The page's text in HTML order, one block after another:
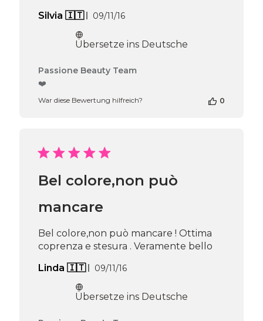
Silvia 🇮🇹
Veröffentlichungsdatum
09/11/16
Übersetze ins Deutsche
Kommentare
Inhabers
am
Thu
Passione Beauty Team
❤️
War diese Bewertung hilfreich? 0
Bel colore,non può
mancare
Bel colore,non può mancare ! Ottima
coprenza e stesura . Veramente bello
Linda 🇮🇹
Veröffentlichungsdatum
09/11/16
Übersetze ins Deutsche